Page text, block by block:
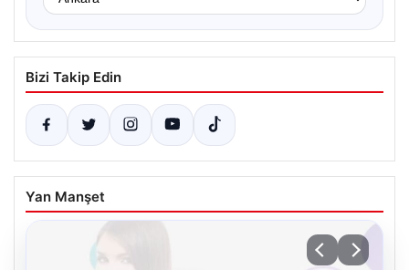
Bizi Takip Edin
Yan Manşet